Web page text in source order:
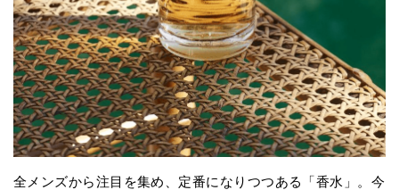
全メンズから注目を集め、定番になりつつある「香水」。今